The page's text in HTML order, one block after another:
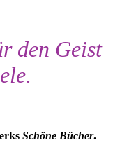
den Geist
Schöne Bücher.